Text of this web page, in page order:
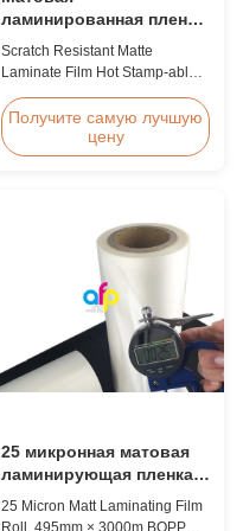
ламинированная пленка,
устойчивая к царапинам
Scratch Resistant Matte
Laminate Film Hot Stamp-able
Laminate Film for Printing Paper
and Cardboard Scratch resistant
matte laminate film is one of the
anti-scuff properties. It is
available for both wet and
Получите самую лучшую
цену
25 микронная матовая
ламинирующая пленка,
495 мм * 3000 м
ЛАМИНАЦИОННАЯ
25 Micron Matt Laminating Film
Roll, 495mm × 3000m BOPP